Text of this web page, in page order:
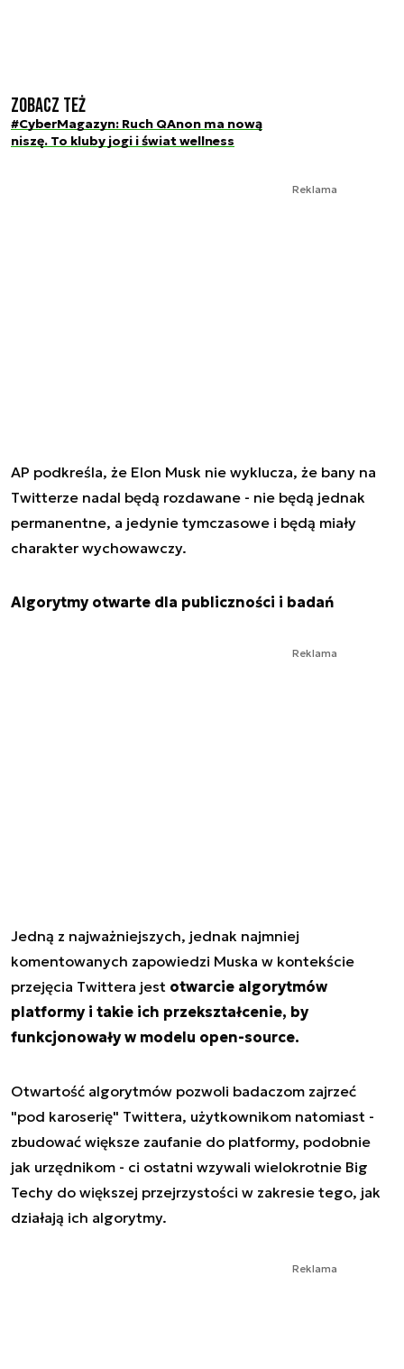
Zobacz też
#CyberMagazyn: Ruch QAnon ma nową
niszę. To kluby jogi i świat wellness
Reklama
AP podkreśla, że Elon Musk nie wyklucza, że bany na
Twitterze nadal będą rozdawane - nie będą jednak
permanentne, a jedynie tymczasowe i będą miały
charakter wychowawczy.
Algorytmy otwarte dla publiczności i badań
Reklama
Jedną z najważniejszych, jednak najmniej
komentowanych zapowiedzi Muska w kontekście
przejęcia Twittera jest otwarcie algorytmów
platformy i takie ich przekształcenie, by
funkcjonowały w modelu open-source.
Otwartość algorytmów pozwoli badaczom zajrzeć
"pod karoserię" Twittera, użytkownikom natomiast -
zbudować większe zaufanie do platformy, podobnie
jak urzędnikom - ci ostatni wzywali wielokrotnie Big
Techy do większej przejrzystości w zakresie tego, jak
działają ich algorytmy.
Reklama